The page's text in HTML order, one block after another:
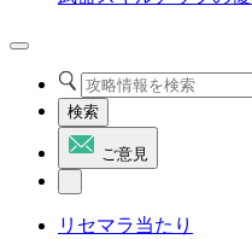
検索
ご意見
リセマラ当たり